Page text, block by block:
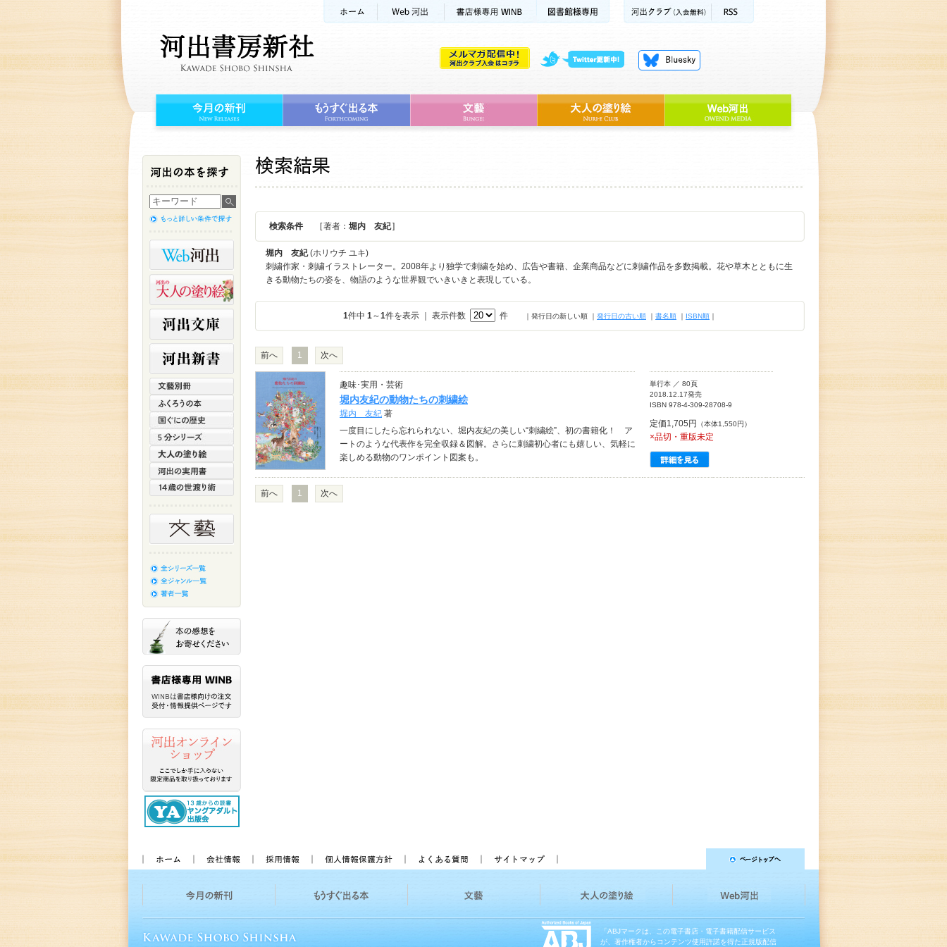
検索条件 [ 著者： 堀内 友紀]
堀内 友紀(ホリウチ ユキ)
刺繍作家・刺繍イラストレーター。2008年より独学で刺繍を始め、広告や書籍、企業商品などに刺繍作品を多数掲載。花や草木とともに生
きる動物たちの姿を、物語のような世界観でいきいきと表現している。
1件中 1～1件を表示 ｜ 表示件数 件 ｜発行日の新しい順 ｜ 発行日の古い順 ｜ 書名順 ｜ ISBN順 ｜
前へ 1 次へ
趣味･実用・芸術
堀内友紀の動物たちの刺繍絵
堀内 友紀 著
一度目にしたら忘れられない、堀内友紀の美しい“刺繍絵”、初の書籍化！ ア
ートのような代表作を完全収録＆図解。さらに刺繍初心者にも嬉しい、気軽に
楽しめる動物のワンポイント図案も。
単行本 ／ 80頁
2018.12.17発売
ISBN 978-4-309-28708-9
定価1,705円 （本体1,550円）
×品切・重版未定
前へ 1 次へ
「ABJマークは、この電子書店・電子書籍配信サービス
が、著作権者からコンテンツ使用許諾を得た正規版配信